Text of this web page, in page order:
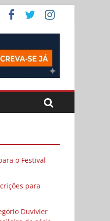
o Festival
para
Duvivier